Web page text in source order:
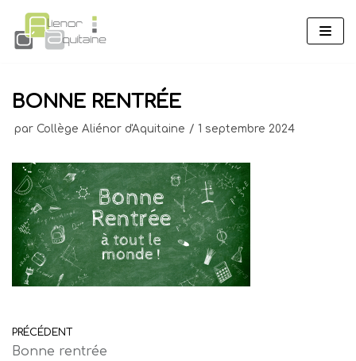
Aller
au
BONNE RENTRÉE
par Collège Aliénor d'Aquitaine 1 septembre 2024
PRÉCÉDENT
Bonne rentrée